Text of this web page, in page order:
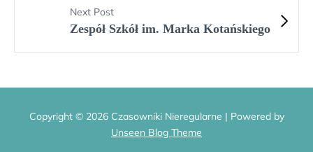
Next Post
Zespół Szkół im. Marka Kotańskiego
Copyright © 2026 Czasowniki Nieregularne | Powered by
Unseen Blog Theme